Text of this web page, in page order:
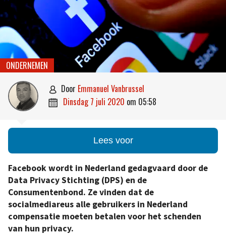
ONDERNEMEN
 door Emmanuel Vanbrussel
 dinsdag 7 juli 2020 om 05:58
Lees voor
Facebook wordt in Nederland gedagvaard door de
Data Privacy Stichting (DPS) en de
Consumentenbond. Ze vinden dat de
socialmediareus alle gebruikers in Nederland
compensatie moeten betalen voor het schenden
van hun privacy.